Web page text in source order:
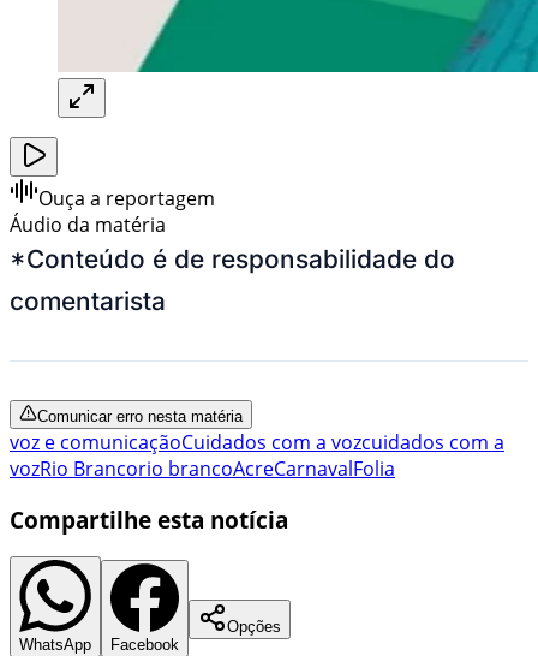
Ouça a reportagem
Áudio da matéria
*Conteúdo é de responsabilidade do
comentarista
Comunicar erro nesta matéria
voz e comunicaçãoCuidados com a vozcuidados com a
vozRio Brancorio brancoAcreCarnavalFolia
Compartilhe esta notícia
WhatsApp Facebook
Opções